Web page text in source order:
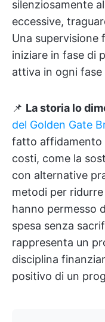
silenziosamente
eccessive,
Una supervisione
iniziare in fase di
attiva in ogni
📌 La storia lo
del Golden Gate
fatto affidamento
costi, come la
con alternative
metodi per
hanno permesso
spesa senza
rappresenta un
disciplina
positivo di un